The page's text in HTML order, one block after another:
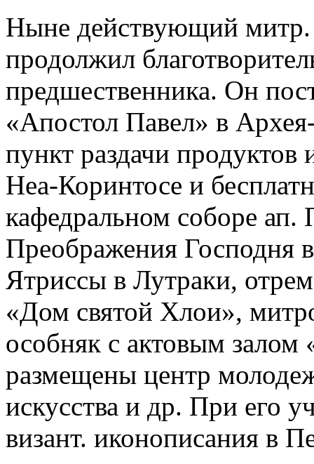
Ныне действующий
продолжил
предшественника. Он
«Апостол Павел» в
пункт раздачи
Неа-Коринтосе и
кафедральном соборе ап.
Преображения Господня
Ятриссы в Лутраки,
«Дом святой Хлои»,
особняк с актовым
размещены центр
искусства и др. При его
визант. иконописания в